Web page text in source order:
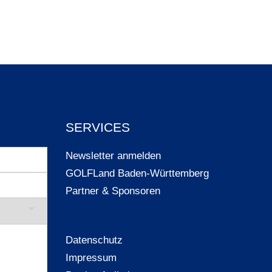
SERVICES
Newsletter anmelden
GOLFLand Baden-Württemberg
Partner & Sponsoren
Datenschutz
Impressum